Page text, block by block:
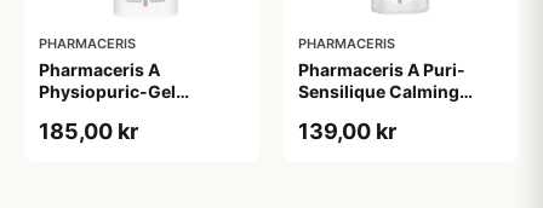
PHARMACERIS
Pharmaceris A
Physiopuric-Gel
Physiological Cleansing
185,00 kr
PHARMACERIS
Pharmaceris A Puri-
Sensilique Calming
(200 ml)
139,00 kr